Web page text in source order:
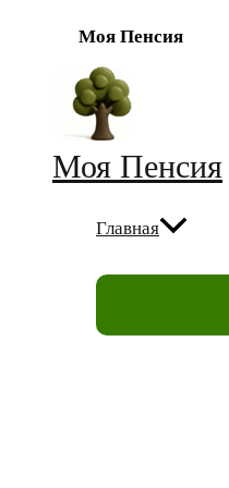
Моя Пенсия
содержимому
Моя Пенсия
Главная